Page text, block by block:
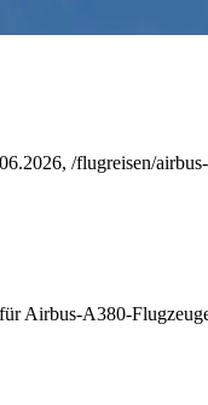
/flugreisen/